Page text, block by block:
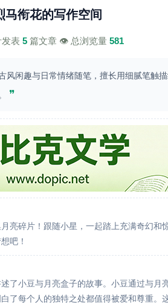
马衔花的写作空间
发表 5篇文章 👁️ 总浏览量 581
风闲趣与日常情绪随笔，擅长用细腻笔触
❞
亮碎片！跟随小星，一起踏上充满奇幻和
吧！
了小豆与月亮盒子的故事。小豆通过与月
了每个人的独特之处都值得被爱和尊重。